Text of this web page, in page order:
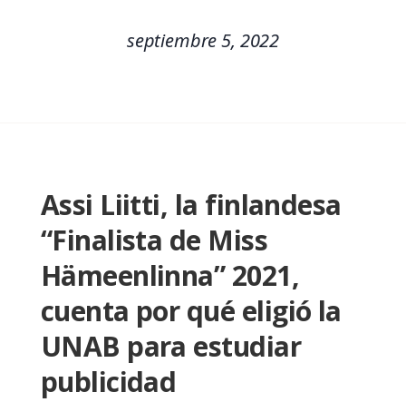
septiembre 5, 2022
Assi Liitti, la finlandesa
“Finalista de Miss
Hämeenlinna” 2021,
cuenta por qué eligió la
UNAB para estudiar
publicidad